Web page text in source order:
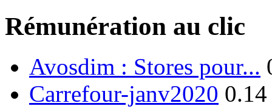
Rémunération au clic
Avosdim : Stores pour...
Carrefour-janv2020